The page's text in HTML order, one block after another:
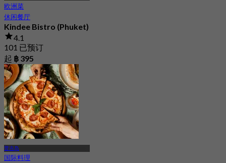
欧洲菜
休闲餐厅
Kindee Bistro (Phuket)
4.1
101 已预订
起 ฿ 395
普吉岛
国际料理